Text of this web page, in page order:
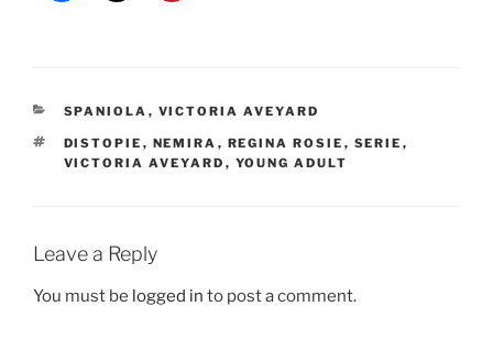
CATEGORIES
SPANIOLA , VICTORIA AVEYARD
TAGS
DISTOPIE , NEMIRA , REGINA ROSIE , SERIE ,
VICTORIA AVEYARD , YOUNG ADULT
Leave a Reply
You must be logged in to post a comment.